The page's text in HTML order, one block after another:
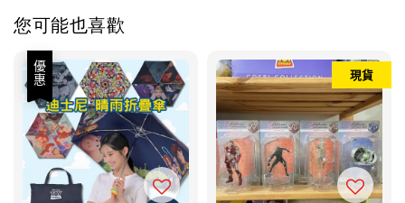
您可能也喜歡
優惠 現貨